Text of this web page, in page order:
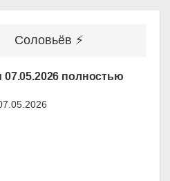
Соловьёв ⚡
полностью